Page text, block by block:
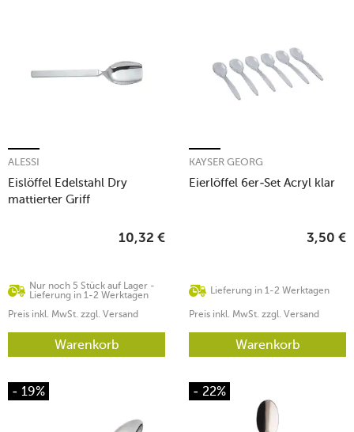
Eislöffel Edelstahl Dry
mattierter Griff
ALESSI
Nur noch 5 Stück auf Lager -
Lieferung in 1-2 Werktagen
10,32 €
Preis inkl. MwSt. zzgl. Versand
Warenkorb
Eierlöffel 6er-Set Acryl klar
KAYSER GEORG
Lieferung in 1-2 Werktagen
3,50 €
Preis inkl. MwSt. zzgl. Versand
Warenkorb
- 19% - 22%